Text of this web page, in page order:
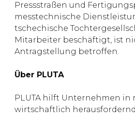
Pressstraßen und
messtechnische
tschechische
Mitarbeiter beschäftigt, ist
Antragstellung betroffen.
Über PLUTA
PLUTA hilft Unternehmen in
wirtschaftlich